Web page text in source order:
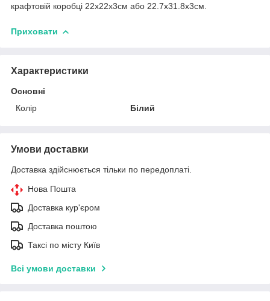
крафтовій коробці 22х22х3см або 22.7х31.8х3см.
Приховати
Характеристики
Основні
Колір
Білий
Умови доставки
Доставка здійснюється тільки по передоплаті.
Нова Пошта
Доставка кур'єром
Доставка поштою
Таксі по місту Київ
Всі умови доставки